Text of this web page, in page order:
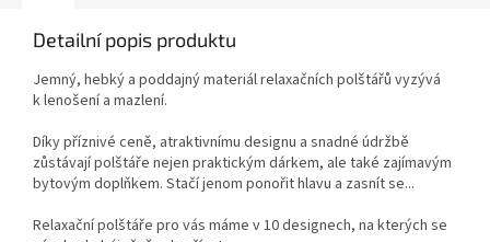
Detailní popis produktu
Jemný, hebký a poddajný materiál relaxačních polštářů vyzývá
k lenošení a mazlení.
Díky příznivé ceně, atraktivnímu designu a snadné údržbě
zůstávají polštáře nejen praktickým dárkem, ale také zajímavým
bytovým doplňkem. Stačí jenom ponořit hlavu a zasnít se...
Relaxační polštáře pro vás máme v 10 designech, na kterých se